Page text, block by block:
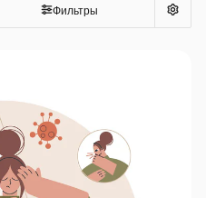
Фильтры